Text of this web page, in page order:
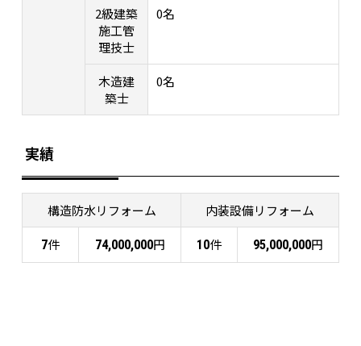
2級建築
施工管
理技士
0名
木造建
築士
0名
実績
構造防水リフォーム 内装設備リフォーム
7件 74,000,000円 10件 95,000,000円